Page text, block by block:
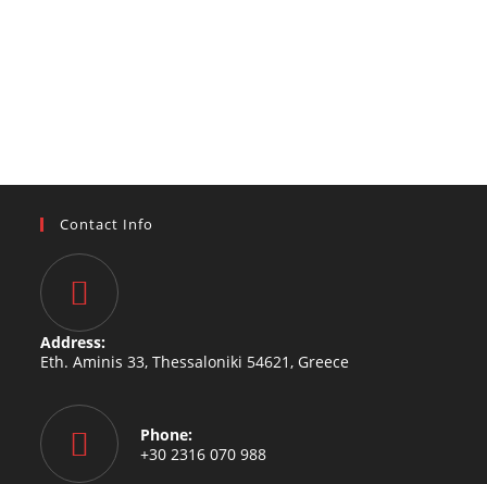
Contact Info
Address:
Eth. Aminis 33, Thessaloniki 54621, Greece
Phone:
+30 2316 070 988